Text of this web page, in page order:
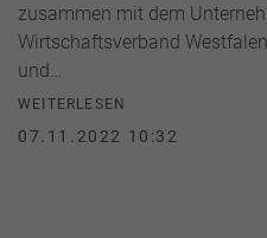
zusammen mit dem
Wirtschaftsverband
und…
WEITERLESEN
07.11.2022 10:32